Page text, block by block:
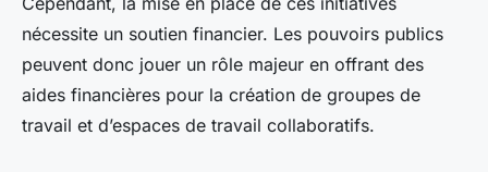
nécessite un soutien financier. Les pouvoirs publics
peuvent donc jouer un rôle majeur en offrant des
aides financières pour la création de groupes de
travail et d’espaces de travail collaboratifs.